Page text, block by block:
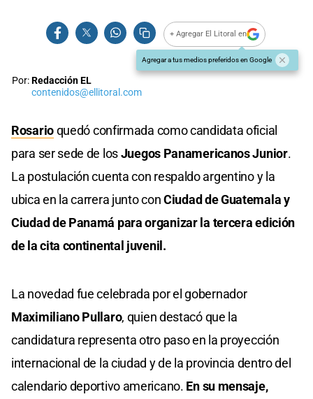
+ Agregar El Litoral en
Agregar a tus medios preferidos en Google
Por:Redacción EL
contenidos@ellitoral.com
Rosarioquedó confirmada como candidata oficial
para ser sede de losJuegos Panamericanos Junior.
La postulación cuenta con respaldo argentino y la
ubica en la carrera junto conCiudad de Guatemala y
Ciudad de Panamá para organizar la tercera edición
de la cita continental juvenil.
La novedad fue celebrada por el gobernador
Maximiliano Pullaro, quien destacó que la
candidatura representa otro paso en la proyección
internacional de la ciudad y de la provincia dentro del
calendario deportivo americano. En su mensaje,